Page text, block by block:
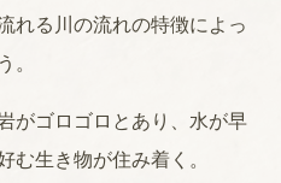
れる川の流れの特徴によっ
。
がゴロゴロとあり、水が早
む生き物が住み着く。